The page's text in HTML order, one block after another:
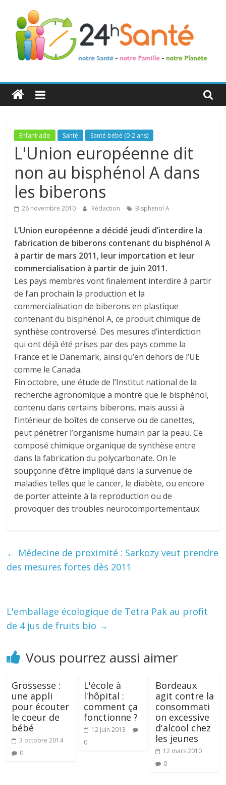
24h
Santé
La
santé
toute
famille
Enfant-ado Santé Santé bébé (0-2 ans)
L'Union européenne dit
non au bisphénol A dans
les biberons
26 novembre 2010 Rédaction Bisphenol A
L’Union européenne a décidé jeudi d’interdire la
fabrication de biberons contenant du bisphénol A
à partir de mars 2011, leur importation et leur
commercialisation à partir de juin 2011.
Les pays membres vont finalement interdire à partir
de l’an prochain la production et la
commercialisation de biberons en plastique
contenant du bisphénol A, ce produit chimique de
synthèse controversé. Des mesures d’interdiction
qui ont déjà été prises par des pays comme la
France et le Danemark, ainsi qu’en dehors de l’UE
comme le Canada.
Fin octobre, une étude de l’Institut national de la
recherche agronomique a montré que le bisphénol,
contenu dans certains biberons, mais aussi à
l’intérieur de boîtes de conserve ou de canettes,
peut pénétrer l’organisme humain par la peau. Ce
composé chimique organique de synthèse entre
dans la fabrication du polycarbonate. On le
soupçonne d’être impliqué dans la survenue de
maladies telles que le cancer, le diabète, ou encore
de porter atteinte à la reproduction ou de
provoquer des troubles neurocomportementaux.
← Médecine de proximité : Sarkozy veut prendre
des mesures fortes dès 2011
L'emballage écologique de Tetra Pak au profit
de 4 jus de fruits bio →
Vous pourrez aussi aimer
Grossesse :
une appli
pour écouter
le coeur de
bébé
3 octobre 2014
0
L'école à
l'hôpital :
comment ça
fonctionne ?
12 juin 2013
0
Bordeaux
agit contre la
consommati
on excessive
d'alcool chez
les jeunes
12 mars 2010
0